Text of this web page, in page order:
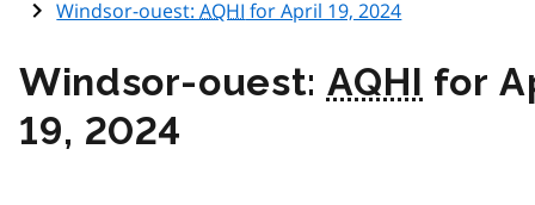
Windsor-ouest:AQHI for April 19, 2024
Windsor-ouest: AQHI for
19, 2024